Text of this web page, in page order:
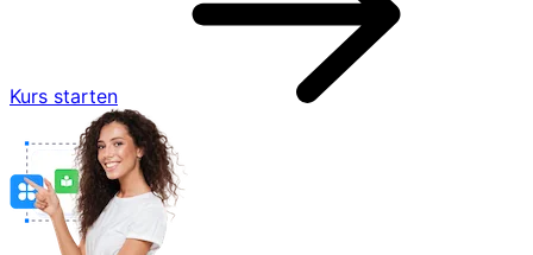
Kurs starten